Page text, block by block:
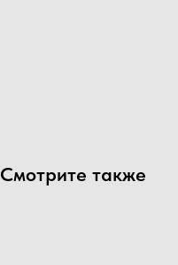
Смотрите также